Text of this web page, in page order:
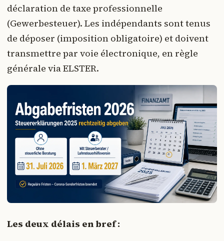
déclaration de taxe professionnelle
(Gewerbesteuer). Les indépendants sont tenus
de déposer (imposition obligatoire) et doivent
transmettre par voie électronique, en règle
générale via ELSTER.
Les deux délais en bref :